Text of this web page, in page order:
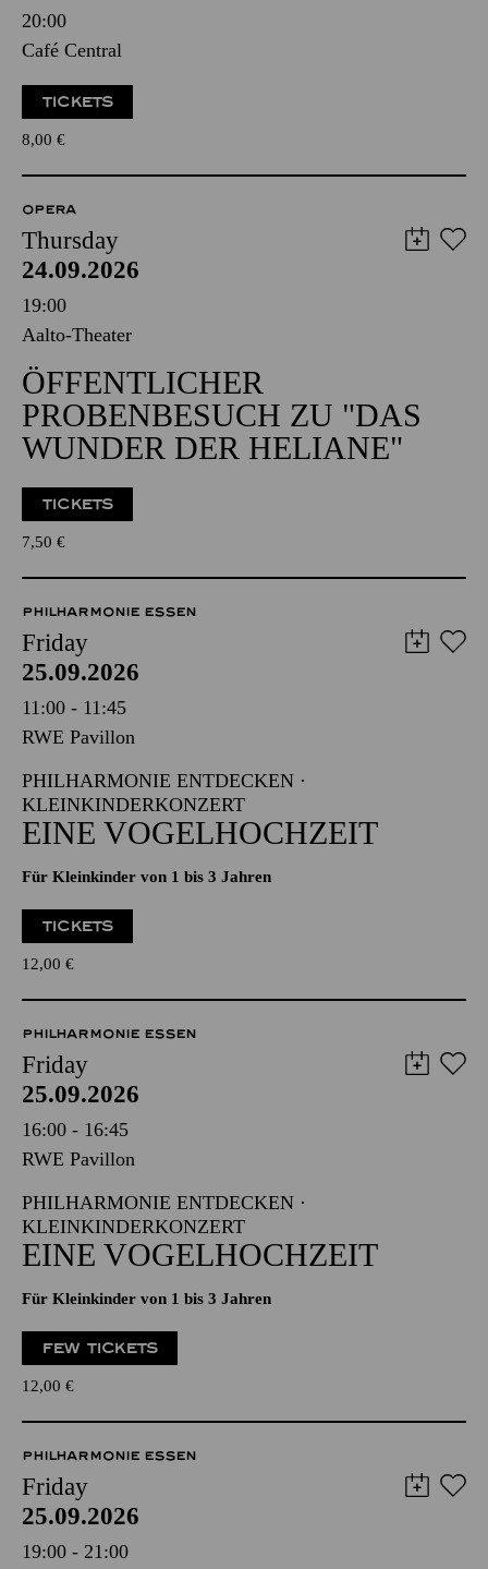
20:00
Café Central
TICKETS
8,00 €
OPERA
Thursday
24.09.2026
19:00
Aalto-Theater
ÖFFENTLICHER
PROBENBESUCH ZU "DAS
WUNDER DER HELIANE"
TICKETS
7,50 €
PHILHARMONIE ESSEN
Friday
25.09.2026
11:00 - 11:45
RWE Pavillon
PHILHARMONIE ENTDECKEN ·
KLEINKINDERKONZERT
EINE VOGELHOCHZEIT
Für Kleinkinder von 1 bis 3 Jahren
TICKETS
12,00 €
PHILHARMONIE ESSEN
Friday
25.09.2026
16:00 - 16:45
RWE Pavillon
PHILHARMONIE ENTDECKEN ·
KLEINKINDERKONZERT
EINE VOGELHOCHZEIT
Für Kleinkinder von 1 bis 3 Jahren
FEW TICKETS
12,00 €
PHILHARMONIE ESSEN
Friday
25.09.2026
19:00 - 21:00